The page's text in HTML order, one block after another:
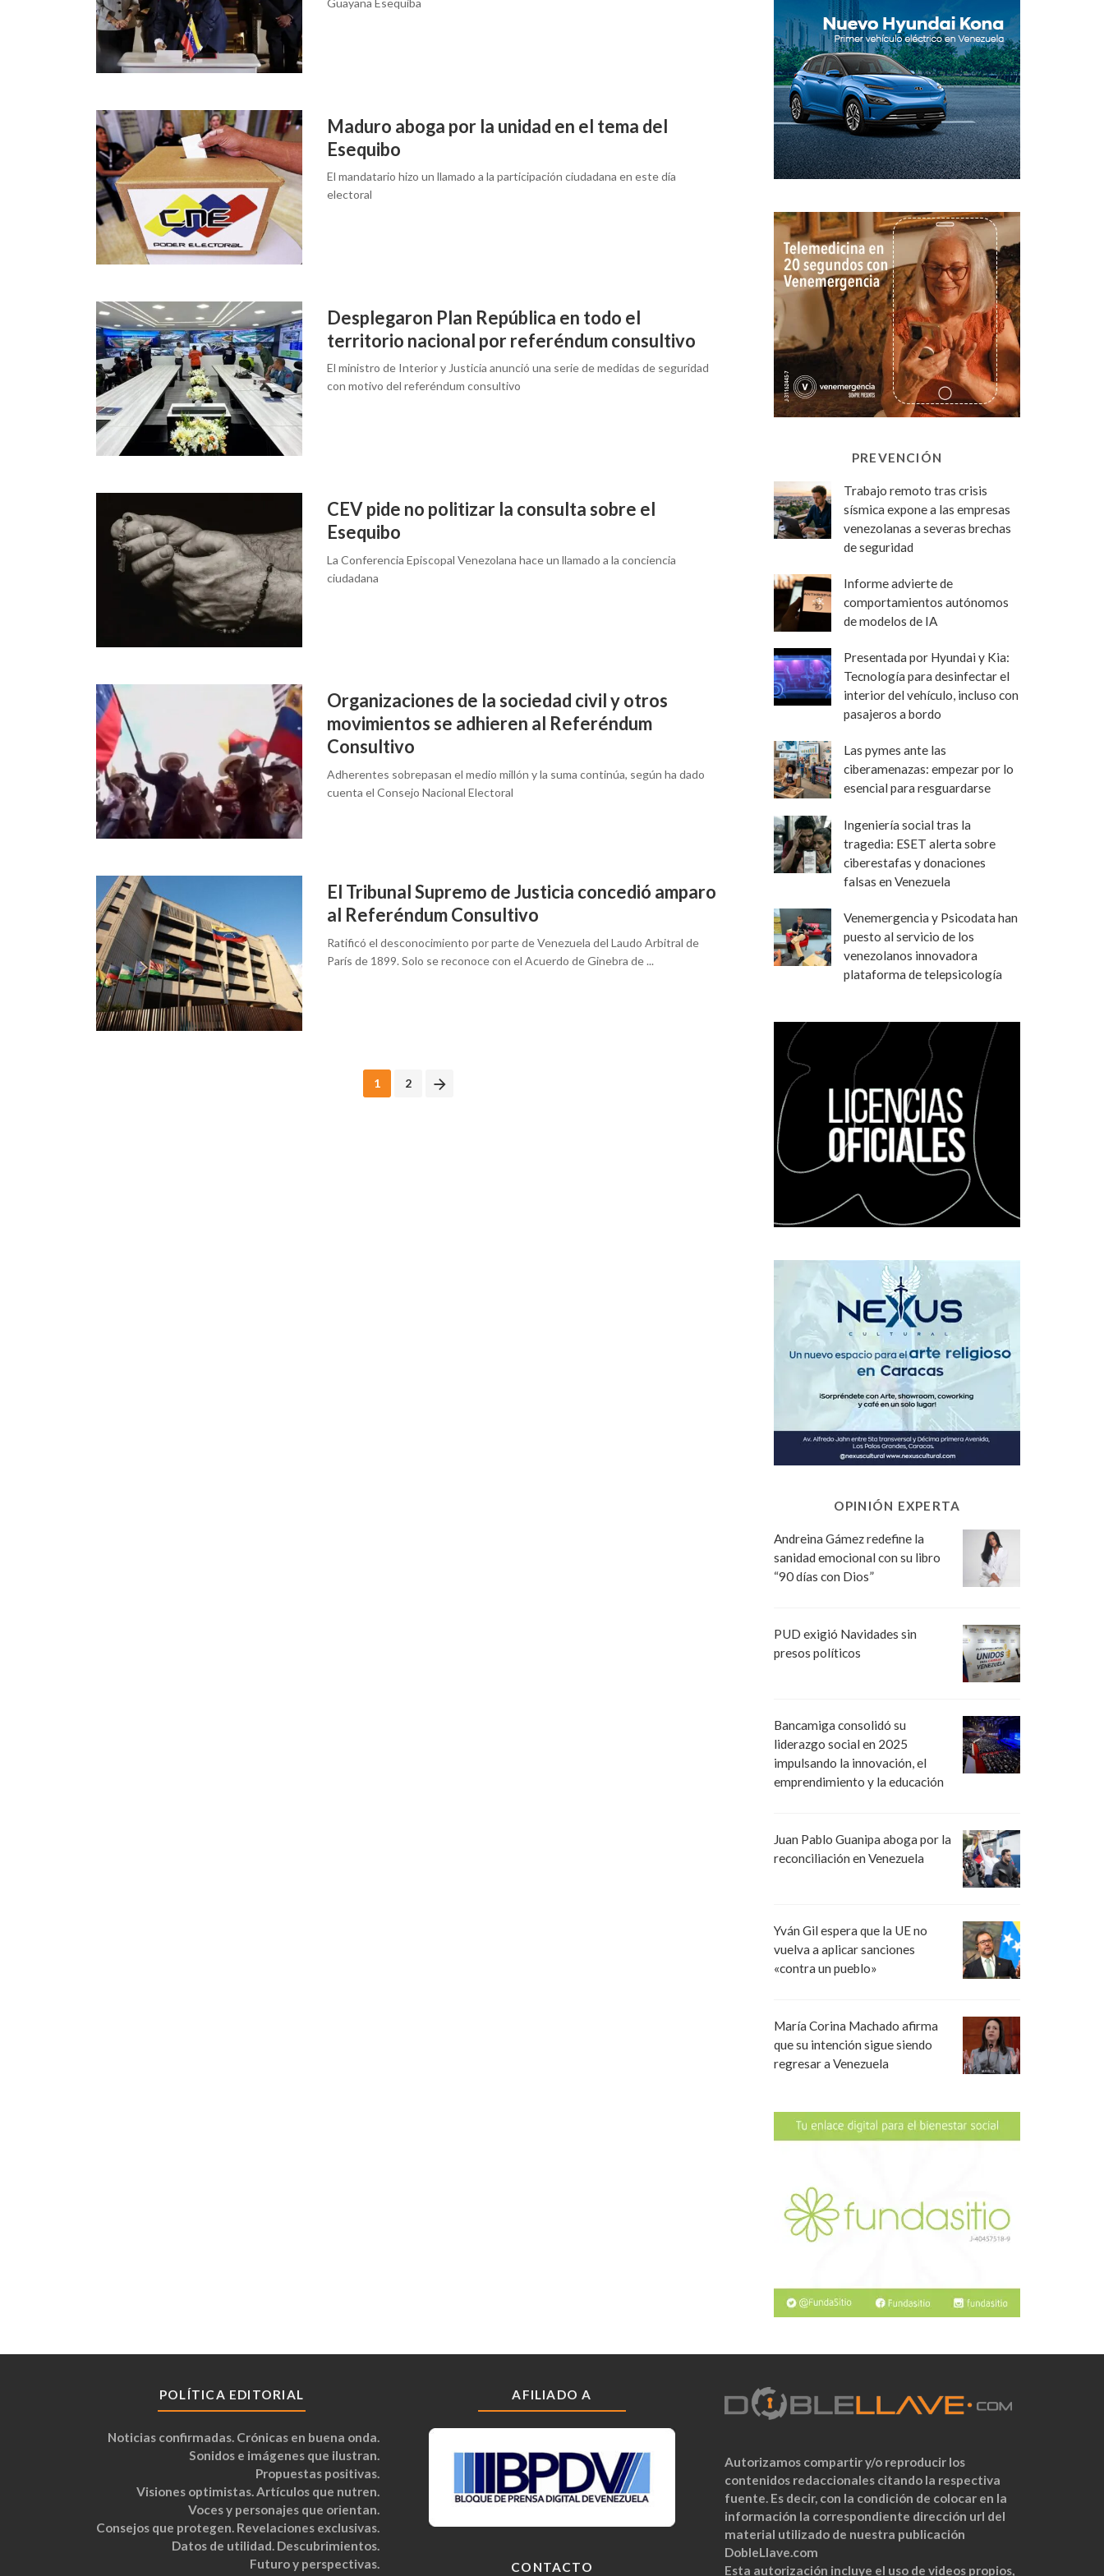
Guayana Esequiba
Maduro aboga por la unidad en el tema del
Esequibo
El mandatario hizo un llamado a la participación ciudadana en este día
electoral
Desplegaron Plan República en todo el
territorio nacional por referéndum consultivo
El ministro de Interior y Justicia anunció una serie de medidas de seguridad
con motivo del referéndum consultivo
CEV pide no politizar la consulta sobre el
Esequibo
La Conferencia Episcopal Venezolana hace un llamado a la conciencia
ciudadana
Organizaciones de la sociedad civil y otros
movimientos se adhieren al Referéndum
Consultivo
Adherentes sobrepasan el medio millón y la suma continúa, según ha dado
cuenta el Consejo Nacional Electoral
El Tribunal Supremo de Justicia concedió amparo
al Referéndum Consultivo
Ratificó el desconocimiento por parte de Venezuela del Laudo Arbitral de
París de 1899. Solo se reconoce con el Acuerdo de Ginebra de ...
1 2
PREVENCIÓN
Trabajo remoto tras crisis
sísmica expone a las empresas
venezolanas a severas brechas
de seguridad
Informe advierte de
comportamientos autónomos
de modelos de IA
Presentada por Hyundai y Kia:
Tecnología para desinfectar el
interior del vehículo, incluso con
pasajeros a bordo
Las pymes ante las
ciberamenazas: empezar por lo
esencial para resguardarse
Ingeniería social tras la
tragedia: ESET alerta sobre
ciberestafas y donaciones
falsas en Venezuela
Venemergencia y Psicodata han
puesto al servicio de los
venezolanos innovadora
plataforma de telepsicología
OPINIÓN EXPERTA
Andreina Gámez redefine la
sanidad emocional con su libro
“90 días con Dios”
PUD exigió Navidades sin
presos políticos
Bancamiga consolidó su
liderazgo social en 2025
impulsando la innovación, el
emprendimiento y la educación
Juan Pablo Guanipa aboga por la
reconciliación en Venezuela
Yván Gil espera que la UE no
vuelva a aplicar sanciones
«contra un pueblo»
María Corina Machado afirma
que su intención sigue siendo
regresar a Venezuela
POLÍTICA EDITORIAL
Noticias confirmadas. Crónicas en buena onda.
Sonidos e imágenes que ilustran.
Propuestas positivas.
Visiones optimistas. Artículos que nutren.
Voces y personajes que orientan.
Consejos que protegen. Revelaciones exclusivas.
Datos de utilidad. Descubrimientos.
Futuro y perspectivas.
AFILIADO A
CONTACTO
Autorizamos compartir y/o reproducir los
contenidos redaccionales citando la respectiva
fuente. Es decir, con la condición de colocar en la
información la correspondiente dirección url del
material utilizado de nuestra publicación
DobleLlave.com
Esta autorización incluye el uso de videos propios,